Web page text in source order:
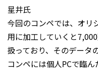
星井氏
今回のコンペでは、オリ
用に加工していくと
扱っており、そのデータ
コンペには個人PCで臨